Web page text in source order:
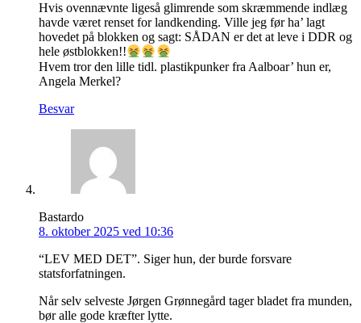
Hvis ovennævnte ligeså glimrende som skræmmende indlæg
havde været renset for landkending. Ville jeg før ha’ lagt
hovedet på blokken og sagt: SÅDAN er det at leve i DDR og
hele østblokken!!
Hvem tror den lille tidl. plastikpunker fra Aalboar’ hun er,
Angela Merkel?
Besvar
Bastardo
8. oktober 2025 ved 10:36
“LEV MED DET”. Siger hun, der burde forsvare
statsforfatningen.
Når selv selveste Jørgen Grønnegård tager bladet fra munden,
bør alle gode kræfter lytte.